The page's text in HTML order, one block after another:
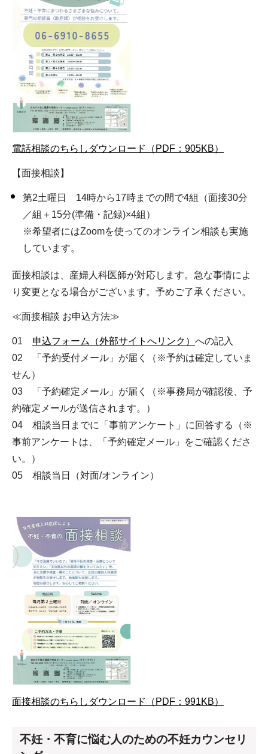
電話相談のちらしダウンロード（PDF：905KB）
【面接相談】
第2土曜日 14時から17時までの間で4組（面接30分
／組＋15分(準備・記録)×4組）
※希望者にはZoomを使ってのオンライン相談も実施
しています。
面接相談は、産婦人科医師が対応します。急な事情によ
り変更となる場合がございます。予めご了承ください。
≪面接相談 お申込方法≫
01 申込フォーム（外部サイトへリンク） への記入
02 「予約受付メール」が届く（※予約は確定していま
せん）
03 「予約確定メール」が届く（※事務局が確認後、予
約確定メールが送信されます。）
04 相談当日までに「事前アンケート」に回答する（※
事前アンケートは、「予約確定メール」をご確認くださ
い。）
05 相談当日（対面/オンライン）
面接相談のちらしダウンロード（PDF：991KB）
不妊・不育に悩む人のための不妊カウンセリ